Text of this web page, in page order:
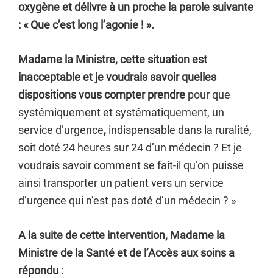
oxygène et délivre à un proche la parole suivante
: « Que c’est long l’agonie ! ».
Madame la Ministre, cette situation est
inacceptable et je voudrais savoir quelles
dispositions vous compter prendre pour que
systémiquement et systématiquement, un
service d’urgence, indispensable dans la ruralité,
soit doté 24 heures sur 24 d’un médecin ? Et je
voudrais savoir comment se fait-il qu’on puisse
ainsi transporter un patient vers un service
d’urgence qui n’est pas doté d’un médecin ? »
A la suite de cette intervention, Madame la
Ministre de la Santé et de l’Accès aux soins a
répondu :